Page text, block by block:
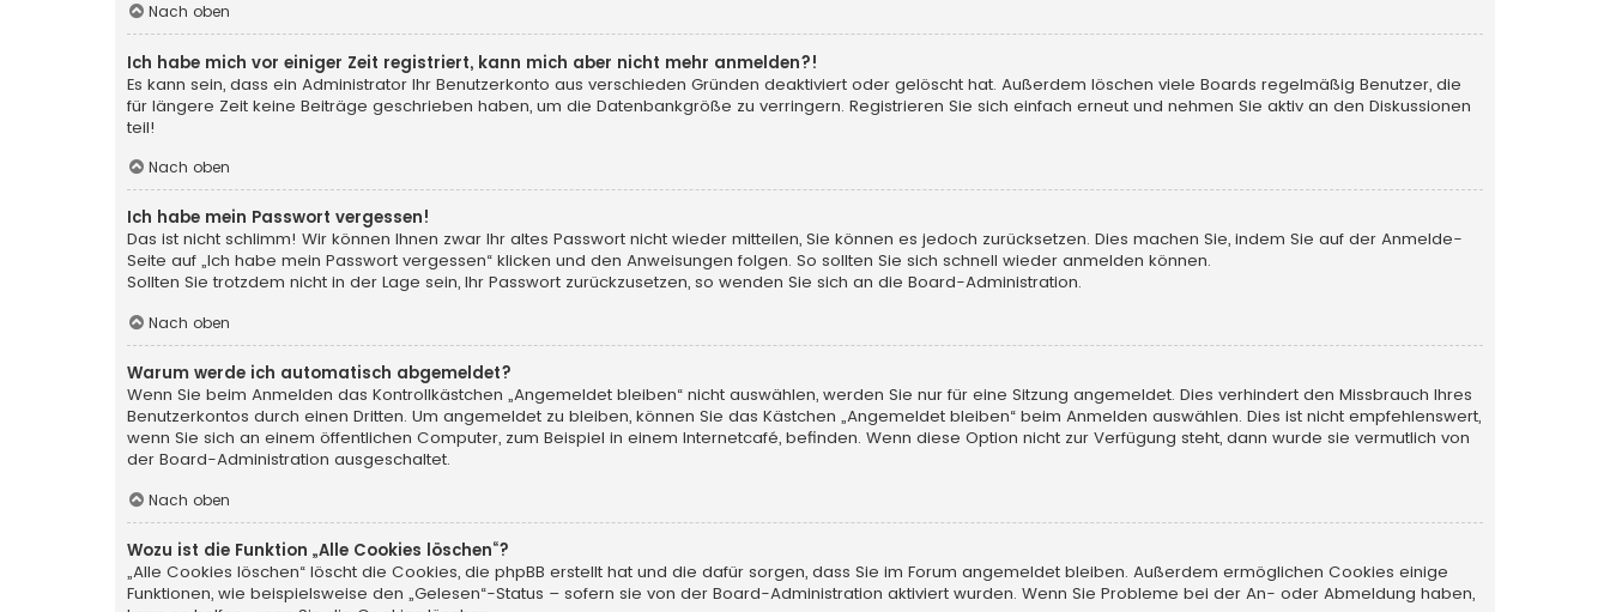
Nach oben
Ich habe mich vor einiger Zeit registriert, kann mich aber nicht mehr anmelden?!
Es kann sein, dass ein Administrator Ihr Benutzerkonto aus verschieden Gründen deaktiviert oder gelöscht hat. Außerdem löschen viele Boards regelmäßig Benutzer, die
für längere Zeit keine Beiträge geschrieben haben, um die Datenbankgröße zu verringern. Registrieren Sie sich einfach erneut und nehmen Sie aktiv an den Diskussionen
teil!
Nach oben
Ich habe mein Passwort vergessen!
Das ist nicht schlimm! Wir können Ihnen zwar Ihr altes Passwort nicht wieder mitteilen, Sie können es jedoch zurücksetzen. Dies machen Sie, indem Sie auf der Anmelde-
Seite auf „Ich habe mein Passwort vergessen“ klicken und den Anweisungen folgen. So sollten Sie sich schnell wieder anmelden können.
Sollten Sie trotzdem nicht in der Lage sein, Ihr Passwort zurückzusetzen, so wenden Sie sich an die Board-Administration.
Nach oben
Warum werde ich automatisch abgemeldet?
Wenn Sie beim Anmelden das Kontrollkästchen „Angemeldet bleiben“ nicht auswählen, werden Sie nur für eine Sitzung angemeldet. Dies verhindert den Missbrauch Ihres
Benutzerkontos durch einen Dritten. Um angemeldet zu bleiben, können Sie das Kästchen „Angemeldet bleiben“ beim Anmelden auswählen. Dies ist nicht empfehlenswert,
wenn Sie sich an einem öffentlichen Computer, zum Beispiel in einem Internetcafé, befinden. Wenn diese Option nicht zur Verfügung steht, dann wurde sie vermutlich von
der Board-Administration ausgeschaltet.
Nach oben
Wozu ist die Funktion „Alle Cookies löschen“?
„Alle Cookies löschen“ löscht die Cookies, die phpBB erstellt hat und die dafür sorgen, dass Sie im Forum angemeldet bleiben. Außerdem ermöglichen Cookies einige
Funktionen, wie beispielsweise den „Gelesen“-Status – sofern sie von der Board-Administration aktiviert wurden. Wenn Sie Probleme bei der An- oder Abmeldung haben,